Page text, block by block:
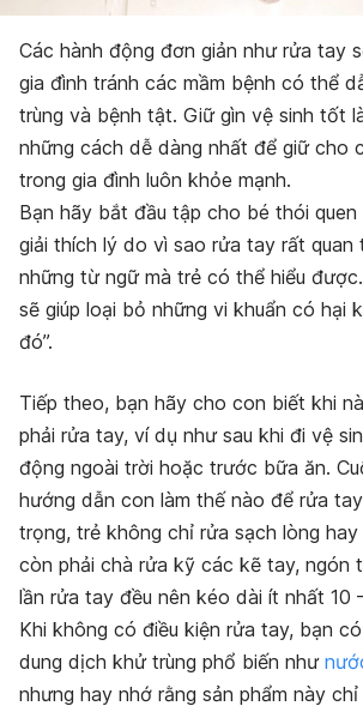
Các hành động đơn giản như rửa tay
gia đình tránh các mầm bệnh có thể
trùng và bệnh tật. Giữ gìn vệ sinh tốt
những cách dễ dàng nhất để giữ cho
trong gia đình luôn khỏe mạnh.
Bạn hãy bắt đầu tập cho bé thói quen
giải thích lý do vì sao rửa tay rất quan
những từ ngữ mà trẻ có thể hiểu
sẽ giúp loại bỏ những vi khuẩn có hại
đó”.
Tiếp theo, bạn hãy cho con biết khi
phải rửa tay, ví dụ như sau khi đi vệ
động ngoài trời hoặc trước bữa ăn.
hướng dẫn con làm thế nào để rửa
trọng, trẻ không chỉ rửa sạch lòng
còn phải chà rửa kỹ các kẽ tay, ngón
lần rửa tay đều nên kéo dài ít nhất 10
Khi không có điều kiện rửa tay, bạn
dung dịch khử trùng phổ biến như
nhưng hay nhớ rằng sản phẩm này